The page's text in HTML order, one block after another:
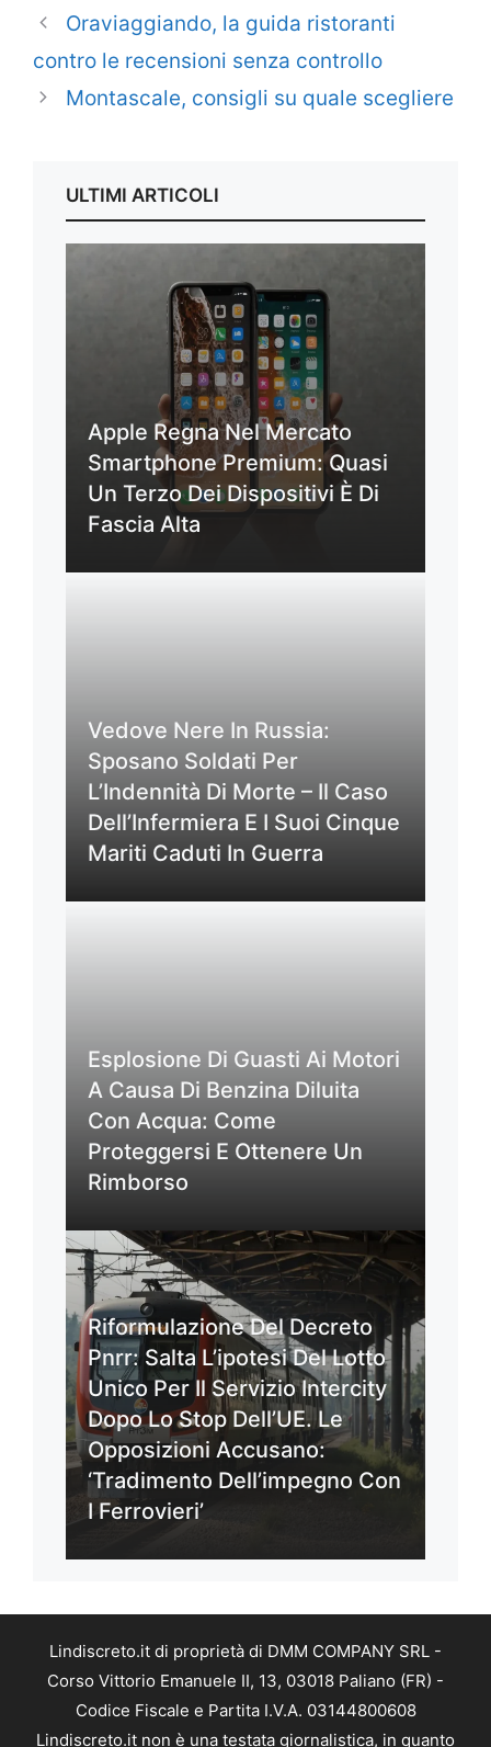
Oraviaggiando, la guida ristoranti
contro le recensioni senza controllo
Montascale, consigli su quale scegliere
ULTIMI ARTICOLI
Apple Regna Nel Mercato
Smartphone Premium: Quasi
Un Terzo Dei Dispositivi È Di
Fascia Alta
Vedove Nere In Russia:
Sposano Soldati Per
L’Indennità Di Morte – Il Caso
Dell’Infermiera E I Suoi Cinque
Mariti Caduti In Guerra
Esplosione Di Guasti Ai Motori
A Causa Di Benzina Diluita
Con Acqua: Come
Proteggersi E Ottenere Un
Rimborso
Riformulazione Del Decreto
Pnrr: Salta L’ipotesi Del Lotto
Unico Per Il Servizio Intercity
Dopo Lo Stop Dell’UE. Le
Opposizioni Accusano:
‘Tradimento Dell’impegno Con
I Ferrovieri’
Lindiscreto.it di proprietà di DMM COMPANY SRL -
Corso Vittorio Emanuele II, 13, 03018 Paliano (FR) -
Codice Fiscale e Partita I.V.A. 03144800608
Lindiscreto.it non è una testata giornalistica, in quanto